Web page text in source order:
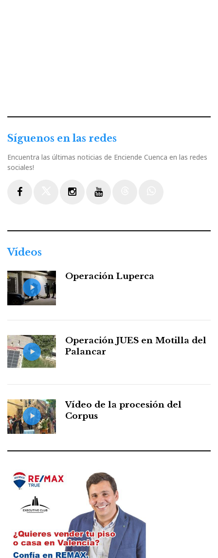
Síguenos en las redes
Encuentra las últimas noticias de Enciende Cuenca en las redes
sociales!
Vídeos
Operación Luperca
Operación JUES en Motilla del
Palancar
Vídeo de la procesión del
Corpus